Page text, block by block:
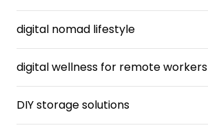
digital nomad lifestyle
digital wellness for remote workers
DIY storage solutions